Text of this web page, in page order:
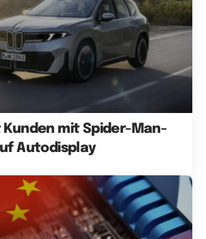
Kunden mit Spider-Man-
Autodisplay